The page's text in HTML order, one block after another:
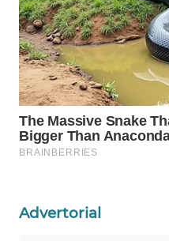
Advertorial
PLN
WATCH
MKLI
LPKKI
KOPEKLIN